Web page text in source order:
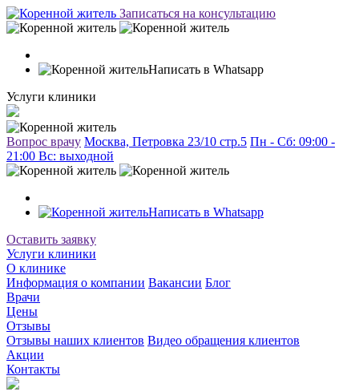
Записаться на консультацию
Написать в Whatsapp
Услуги клиники
Вопрос врачу Москва, Петровка 23/10 стр.5 Пн - Сб: 09:00 -
21:00 Вc: выходной
Написать в Whatsapp
Оставить заявку
Услуги клиники
О клинике
Информация о компании Вакансии Блог
Врачи
Цены
Отзывы
Отзывы наших клиентов Видео обращения клиентов
Акции
Контакты